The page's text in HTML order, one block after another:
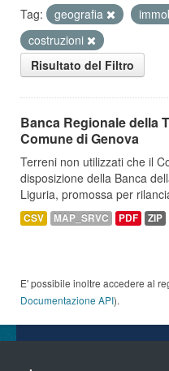
Tag:
geografia
costruzioni
Risultato del Filtro
Banca Regionale della
Comune di Genova
Terreni non utilizzati che il
disposizione della Banca
Liguria, promossa per
CSV MAP_SRVC PDF ZIP
E' possibile inoltre accedere al
Documentazione API).